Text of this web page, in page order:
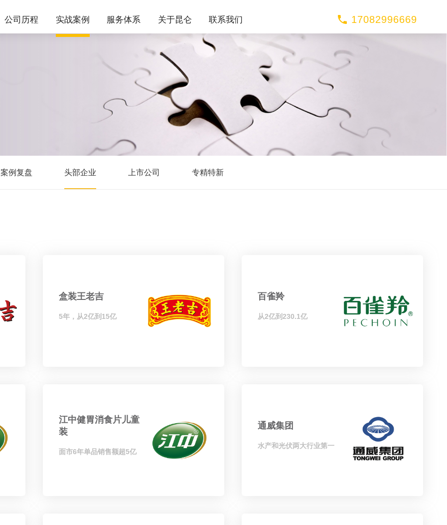
公司历程 实战案例 服务体系 关于昆仑 联系我们 17082996669
案例复盘 头部企业 上市公司 专精特新
盒装王老吉
5年，从2亿到15亿
百雀羚
从2亿到230.1亿
江中健胃消食片儿童
装
面市6年单品销售额超5亿
通威集团
水产和光伏两大行业第一